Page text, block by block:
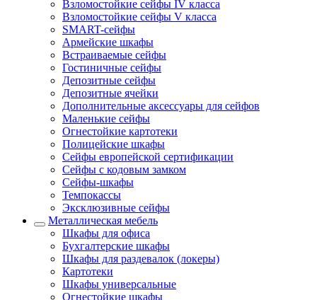
Взломостойкие сейфы IV класса
Взломостойкие сейфы V класса
SMART-сейфы
Армейские шкафы
Встраиваемые сейфы
Гостиничные сейфы
Депозитные сейфы
Депозитные ячейки
Дополнительные аксессуары для сейфов
Маленькие сейфы
Огнестойкие картотеки
Полицейские шкафы
Сейфы европейской сертификации
Сейфы с кодовым замком
Сейфы-шкафы
Темпокассы
Эксклюзивные сейфы
Металлическая мебель
Шкафы для офиса
Бухгалтерские шкафы
Шкафы для раздевалок (локеры)
Картотеки
Шкафы универсальные
Огнестойкие шкафы